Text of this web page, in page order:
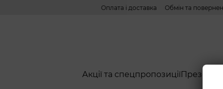
Перейти до основного контентуОплата і доставка Обмін та
Акції та спецпропозиції